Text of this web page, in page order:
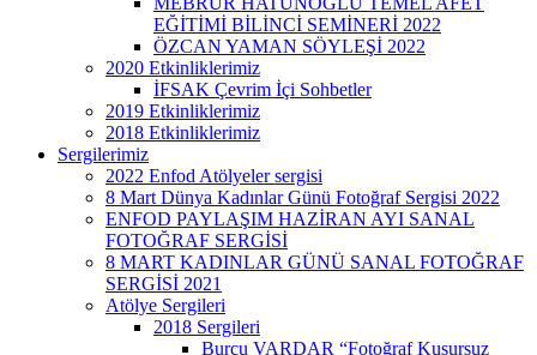
EĞİTİMİ BİLİNCİ SEMİNERİ 2022
ÖZCAN YAMAN SÖYLEŞİ 2022
2020 Etkinliklerimiz
İFSAK Çevrim İçi Sohbetler
2019 Etkinliklerimiz
2018 Etkinliklerimiz
Sergilerimiz
2022 Enfod Atölyeler sergisi
8 Mart Dünya Kadınlar Günü Fotoğraf Sergisi 2022
ENFOD PAYLAŞIM HAZİRAN AYI SANAL
FOTOĞRAF SERGİSİ
8 MART KADINLAR GÜNÜ SANAL FOTOĞRAF
SERGİSİ 2021
Atölye Sergileri
2018 Sergileri
Burcu VARDAR “Fotoğraf Kusursuz